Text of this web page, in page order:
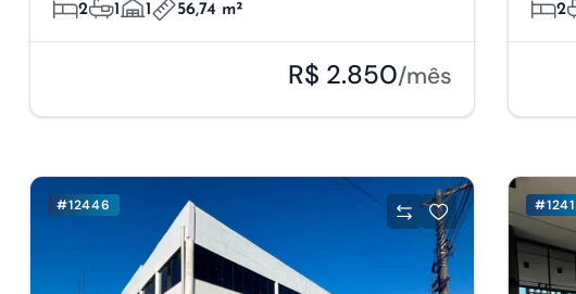
2 1 1 56,74 m²
R$ 2.850/mês
2
#12446